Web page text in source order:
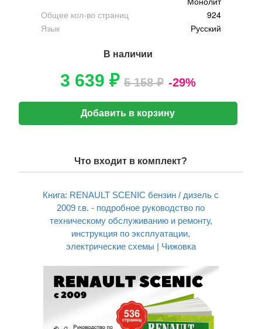
Общее кол-во страниц
924
Язык
Русский
В наличии
3 639 ₽ 5 158 ₽ -29%
Добавить в корзину
Что входит в комплект?
Книга: RENAULT SCENIC бензин / дизель с
2009 г.в. - подробное руководство по
техническому обслуживанию и ремонту,
инструкция по эксплуатации,
электрические схемы | Чижовка